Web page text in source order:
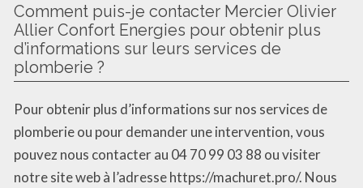
Comment puis-je contacter Mercier Olivier
Allier Confort Energies pour obtenir plus
d’informations sur leurs services de
plomberie ?
Pour obtenir plus d’informations sur nos services de
plomberie ou pour demander une intervention, vous
pouvez nous contacter au 04 70 99 03 88 ou visiter
notre site web à l’adresse https://machuret.pro/. Nous